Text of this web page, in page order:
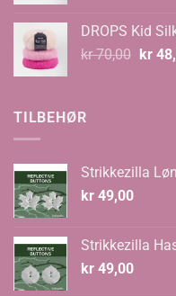
kr
DROPS Kid
kr70,00 kr
TILBEHØR
Strikkezilla
kr 49,00
Strikkezilla
kr 49,00